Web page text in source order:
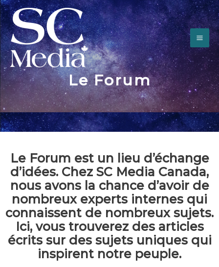
Le Forum
Le Forum est un lieu d’échange
d’idées. Chez SC Media Canada,
nous avons la chance d’avoir de
nombreux experts internes qui
connaissent de nombreux sujets.
Ici, vous trouverez des articles
écrits sur des sujets uniques qui
inspirent notre peuple.